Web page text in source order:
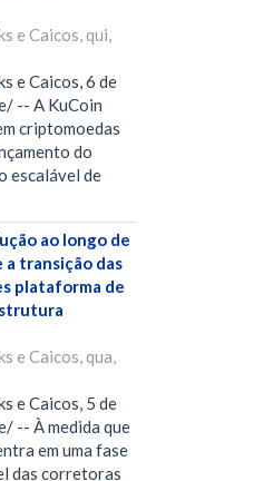
e Caicos, qui,
e Caicos, 6 de
-- A KuCoin
criptomoedas
do
escalável de
ao longo de
a transição das
plataforma de
e Caicos, qua,
e Caicos, 5 de
-- À medida que
em uma fase
das corretoras